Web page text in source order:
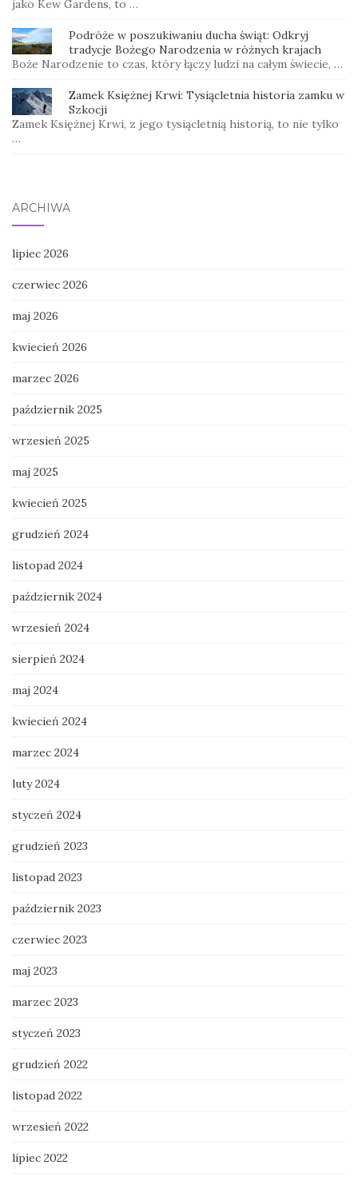
jako Kew Gardens, to …
Podróże w poszukiwaniu ducha świąt: Odkryj
tradycje Bożego Narodzenia w różnych krajach
Boże Narodzenie to czas, który łączy ludzi na całym świecie, …
Zamek Księżnej Krwi: Tysiącletnia historia zamku w
Szkocji
Zamek Księżnej Krwi, z jego tysiącletnią historią, to nie tylko
…
ARCHIWA
lipiec 2026
czerwiec 2026
maj 2026
kwiecień 2026
marzec 2026
październik 2025
wrzesień 2025
maj 2025
kwiecień 2025
grudzień 2024
listopad 2024
październik 2024
wrzesień 2024
sierpień 2024
maj 2024
kwiecień 2024
marzec 2024
luty 2024
styczeń 2024
grudzień 2023
listopad 2023
październik 2023
czerwiec 2023
maj 2023
marzec 2023
styczeń 2023
grudzień 2022
listopad 2022
wrzesień 2022
lipiec 2022